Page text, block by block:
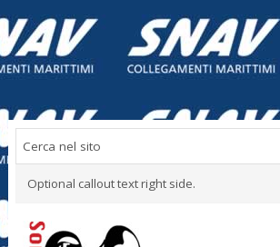
Optional callout text right side.